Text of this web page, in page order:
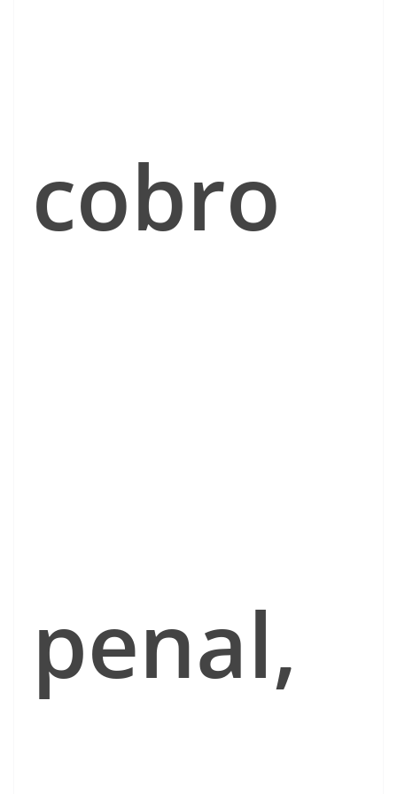
cobro
penal,